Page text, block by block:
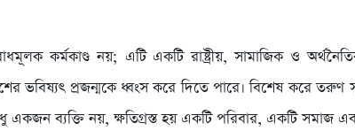
কর্মকাণ্ড নয়; এটি একটি রাষ্ট্রীয়, সামাজিক ও
ভবিষ্যৎ প্রজন্মকে ধ্বংস করে দিতে পারে। বিশেষ করে
একজন ব্যক্তি নয়, ক্ষতিগ্রস্ত হয় একটি পরিবার, একটি সমাজ এবং